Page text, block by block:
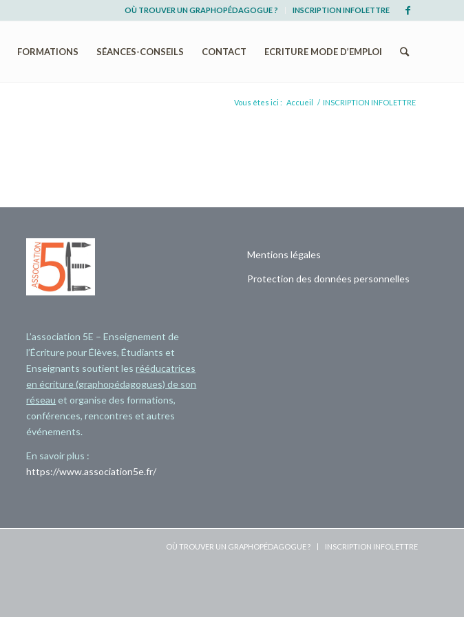
OÙ TROUVER UN GRAPHOPÉDAGOGUE ? INSCRIPTION INFOLETTRE
FORMATIONS SÉANCES-CONSEILS CONTACT ECRITURE MODE D’EMPLOI
Vous êtes ici : Accueil / INSCRIPTION INFOLETTRE
L’association 5E – Enseignement de
l’Écriture pour Élèves, Étudiants et
Enseignants soutient lesrééducatrices
en écriture (graphopédagogues) de son
réseau et organise des formations,
conférences, rencontres et autres
événements.
En savoir plus :
https://www.association5e.fr/
Mentions légales
Protection des données personnelles
OÙ TROUVER UN GRAPHOPÉDAGOGUE ? INSCRIPTION INFOLETTRE